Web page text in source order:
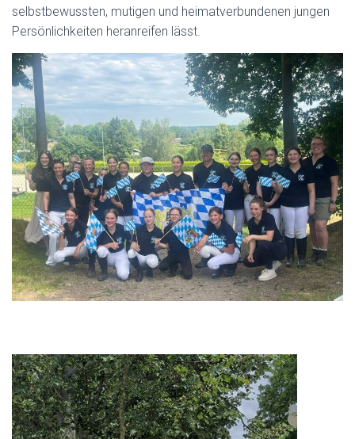
selbstbewussten, mutigen und heimatverbundenen jungen
Persönlichkeiten heranreifen lässt.